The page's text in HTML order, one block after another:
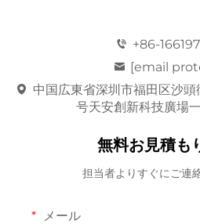
+86-
[email
中国広東省深圳市福田区沙
号天安創新科技廣場
無料お見積も
担当者よりすぐにご連
メール